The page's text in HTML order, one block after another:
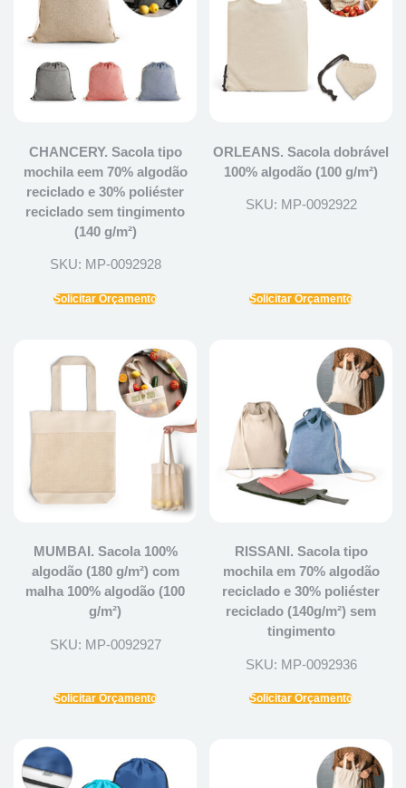
CHANCERY. Sacola tipo
mochila eem 70% algodão
reciclado e 30% poliéster
reciclado sem tingimento
(140 g/m²)
SKU: MP-0092928
Solicitar Orçamento
ORLEANS. Sacola dobrável
100% algodão (100 g/m²)
SKU: MP-0092922
Solicitar Orçamento
MUMBAI. Sacola 100%
algodão (180 g/m²) com
malha 100% algodão (100
g/m²)
SKU: MP-0092927
Solicitar Orçamento
RISSANI. Sacola tipo
mochila em 70% algodão
reciclado e 30% poliéster
reciclado (140g/m²) sem
tingimento
SKU: MP-0092936
Solicitar Orçamento